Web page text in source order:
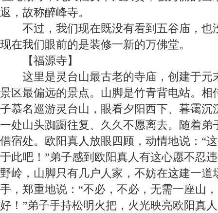
返，故称醉峰寺。
不过，我们现在既没有看到五谷庙，也
现在我们眼前的是装修一新的万佛堂。
【福源寺】
这里是灵台山最古老的寺庙，创建于元
景区最偏远的景点。山脚是竹青背电站。相
子慕名巡游灵台山，眼看夕阳西下、暮霭沉
一处山头踟蹰往复、久久不愿离去。随着弟
借宿处。欧阳真人放眼四顾，动情地说：“
于此吧！”弟子感到欧阳真人有这心愿不忍
野岭，山脚只有几户人家，不妨在这建一道
手，郑重地说：“不必，不必，无需一座山
好！”弟子手持松明火把，火光映亮欧阳真